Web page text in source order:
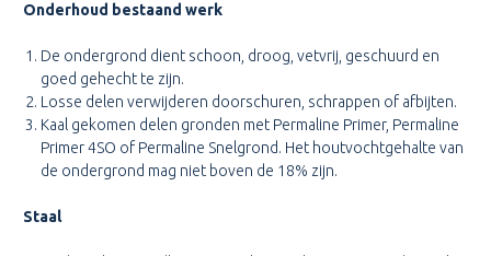
Onderhoud bestaand werk
De ondergrond dient schoon, droog, vetvrij, geschuurd en
goed gehecht te zijn.
Losse delen verwijderen doorschuren, schrappen of afbijten.
Kaal gekomen delen gronden met Permaline Primer, Permaline
Primer 4SO of Permaline Snelgrond. Het houtvochtgehalte van
de ondergrond mag niet boven de 18% zijn.
Staal